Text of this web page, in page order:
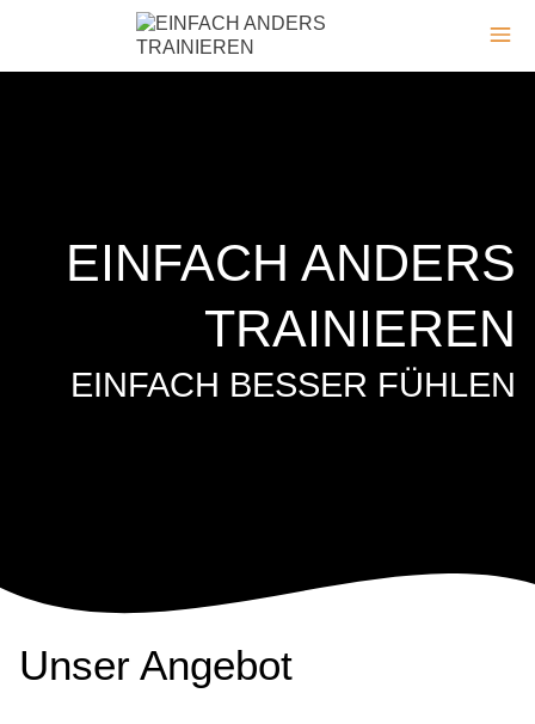
EINFACH ANDERS
TRAINIEREN
EINFACH BESSER FÜHLEN
Unser Angebot